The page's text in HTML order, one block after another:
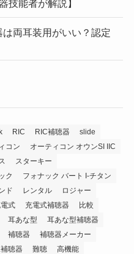
技能者が解説】
両耳装用がいい？認定
RIC RIC補聴器
slide
コン
オーティコン オウンSI IIC
スターキー
ク
フォナック バート I-チタン
ド レンタル
ロジャー
式 充電式補聴器
比較
耳あな型
耳あな型補聴器
補聴器
補聴器メーカー
聴器 難聴 高機能